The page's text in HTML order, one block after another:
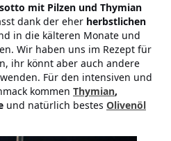
mit Pilzen und Thymian
dank der eher herbstlichen
in die kälteren Monate und
Wir haben uns im Rezept für
ihr könnt aber auch andere
Für den intensiven und
kommen Thymian,
und natürlich bestes Olivenöl